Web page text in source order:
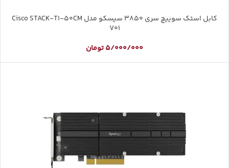
کابل استک سوییچ سری 3850 سیسکو مدل Cisco STACK-T1-50CM
V01
5/000/000تومان